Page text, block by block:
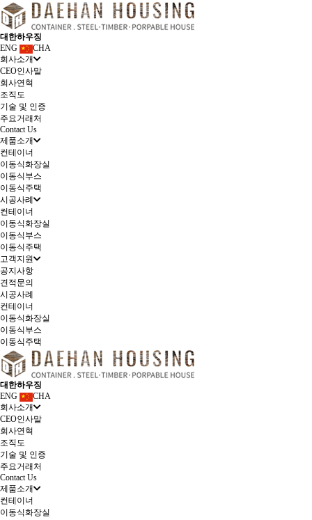
대한하우징
ENG
CHA
회사소개
CEO인사말
회사연혁
조직도
기술 및 인증
주요거래처
Contact Us
제품소개
컨테이너
이동식화장실
이동식부스
이동식주택
시공사례
컨테이너
이동식화장실
이동식부스
이동식주택
고객지원
공지사항
견적문의
시공사례
컨테이너
이동식화장실
이동식부스
이동식주택
대한하우징
ENG
CHA
회사소개
CEO인사말
회사연혁
조직도
기술 및 인증
주요거래처
Contact Us
제품소개
컨테이너
이동식화장실